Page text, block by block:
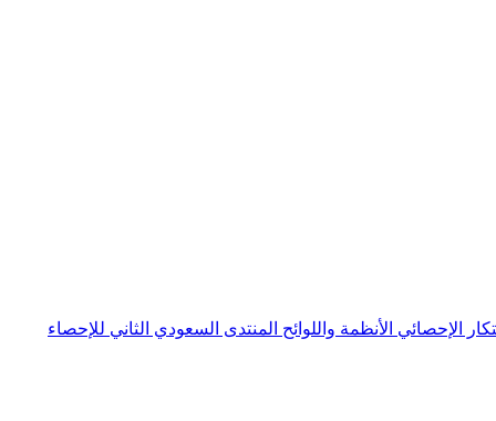
الإحصائي الأنظمة واللوائح المنتدى السعودي الثاني للإحصاء